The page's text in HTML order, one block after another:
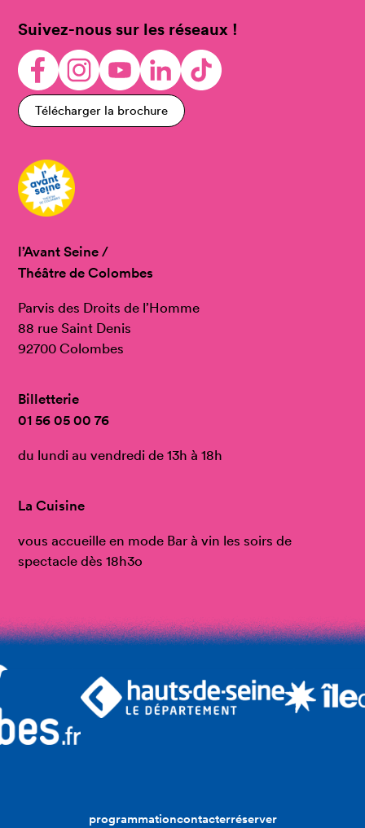
Suivez-nous sur les réseaux !
Télécharger la brochure
l’Avant Seine /
Théâtre de Colombes
Parvis des Droits de l’Homme
88 rue Saint Denis
92700 Colombes
Billetterie
01 56 05 00 76
du lundi au vendredi de 13h à 18h
La Cuisine
vous accueille en mode Bar à vin les soirs de
spectacle dès 18h3o
programmationcontacterréserver